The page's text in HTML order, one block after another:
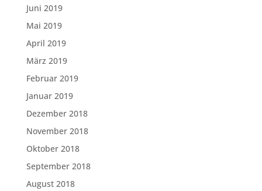
Juni 2019
Mai 2019
April 2019
März 2019
Februar 2019
Januar 2019
Dezember 2018
November 2018
Oktober 2018
September 2018
August 2018